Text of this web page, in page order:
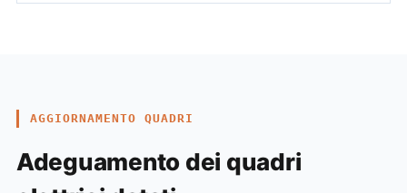
AGGIORNAMENTO QUADRI
Adeguamento dei quadri